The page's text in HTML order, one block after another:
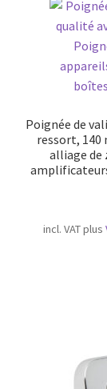
Poignée de
ressort, 140
alliage de
incl. VATplus